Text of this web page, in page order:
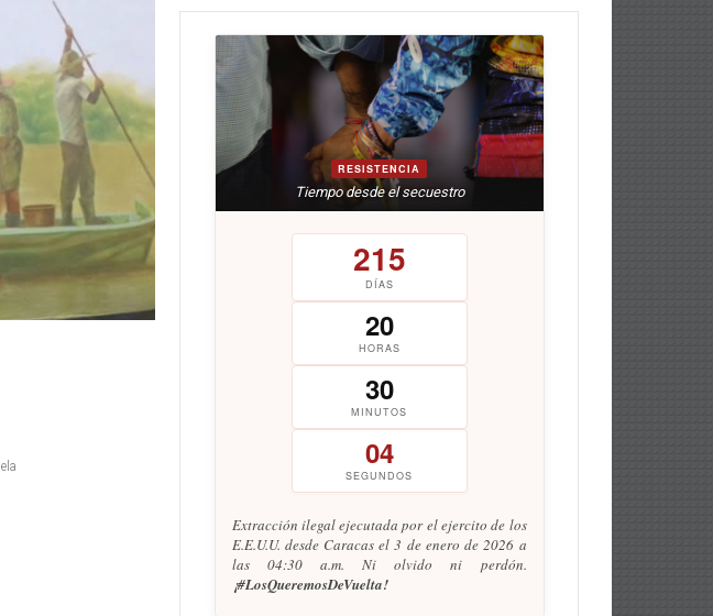
RESISTENCIA
Tiempo desde el secuestro
215
DÍAS
20
HORAS
30
MINUTOS
05
SEGUNDOS
Extracción ilegal ejecutada por el ejercito de los
E.E.U.U. desde Caracas el 3 de enero de 2026 a
las 04:30 a.m. Ni olvido ni perdón.
¡#LosQueremosDeVuelta!